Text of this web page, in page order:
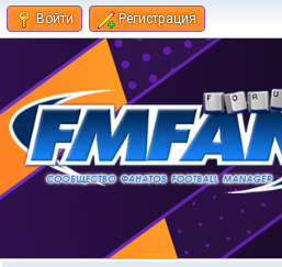
Войти Регистрация